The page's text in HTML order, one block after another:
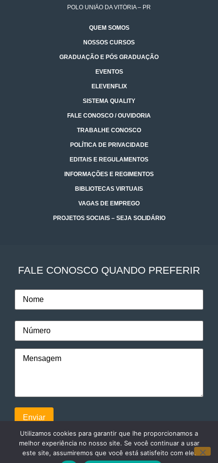
POLO UNIÃO DA VITÓRIA – PR
QUEM SOMOS
NOSSOS CURSOS
GRADUAÇÃO E PÓS GRADUAÇÃO
EVENTOS
ELEVENFLIX
SISTEMA QUALITY
FALE CONOSCO / OUVIDORIA
TRABALHE CONOSCO
POLÍTICA DE PRIVACIDADE
EDITAIS E REGULAMENTOS
INFORMAÇÕES E REGIMENTOS
BIBLIOTECAS VIRTUAIS
VAGAS DE EMPREGO
PROJETOS SOCIAIS – SEJA SOLIDÁRIO
FALE CONOSCO QUANDO PREFERIR
Utilizamos cookies para garantir que lhe proporcionamos a
melhor experiência no nosso site. Se você continuar a usar
este site, assumiremos que você está satisfeito com ele.